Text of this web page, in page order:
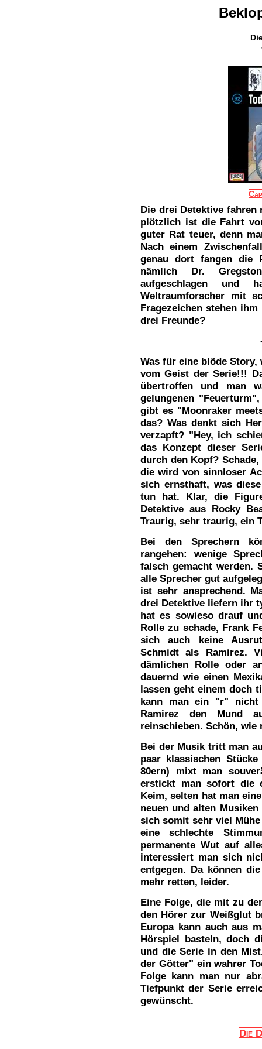
Die drei Detektive fahren
plötzlich ist die Fahrt
guter Rat teuer, denn
Nach einem
genau dort fangen die
nämlich Dr.
aufgeschlagen und
Weltraumforscher mit
Fragezeichen stehen
drei Freunde?
Was für eine blöde
vom Geist der Serie!!!
übertroffen und man
gelungenen
gibt es "Moonraker
das? Was denkt sich
verzapft? "Hey, ich
das Konzept dieser
durch den Kopf?
die wird von sinnloser
sich ernsthaft, was
tun hat. Klar, die
Detektive aus Rocky
Traurig, sehr traurig, ein
Bei den Sprechern
rangehen: wenige
falsch gemacht werden.
alle Sprecher gut
ist sehr ansprechend.
drei Detektive liefern ihr
hat es sowieso drauf
Rolle zu schade, Frank
sich auch keine
Schmidt als Ramirez.
dämlichen Rolle oder
dauernd wie einen
lassen geht einem doch
kann man ein "r" nicht
Ramirez den Mund
reinschieben. Schön, wie
Bei der Musik tritt man
paar klassischen
80ern) mixt man
erstickt man sofort die
Keim, selten hat man
neuen und alten
sich somit sehr viel
eine schlechte
permanente Wut auf
interessiert man sich
entgegen. Da können
mehr retten, leider.
Eine Folge, die mit zu
den Hörer zur Weißglut
Europa kann auch aus
Hörspiel basteln, doch
und die Serie in den
der Götter" ein wahrer
Folge kann man nur
Tiefpunkt der Serie
gewünscht.
Die